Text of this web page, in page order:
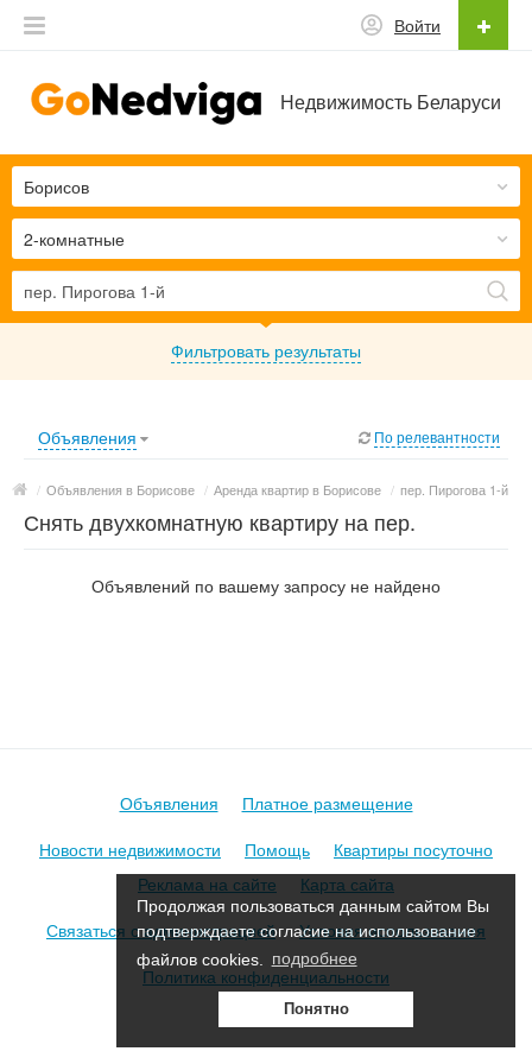
Продолжая пользоваться данным сайтом Вы
подтверждаете согласие на использование
файлов cookies.
подробнее
Понятно
Недвижимость Беларуси
Войти
2-комнатные
Борисов
Фильтровать результаты
Объявления По релевантности
/ Объявления в Борисове / Аренда квартир в Борисове / пер. Пирогова 1-й
Снять двухкомнатную квартиру на пер.
Объявлений по вашему запросу не найдено
Объявления
Платное размещение
Новости недвижимости
Помощь
Квартиры посуточно
Реклама на сайте
Карта сайта
Связаться с администрацией
Условия использования
Политика конфиденциальности